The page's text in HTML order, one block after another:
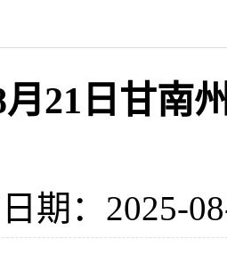
月21日甘南
期：2025-